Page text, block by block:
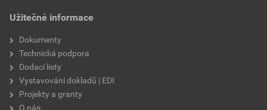
Užitečné informace
Dokumenty
Technická podpora
Dodací listy
Vystavování dokladů | EDI
Projekty a granty
O nás